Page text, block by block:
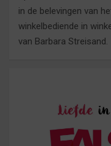
in de belevingen van
winkelbediende in
van Barbara Streisand.